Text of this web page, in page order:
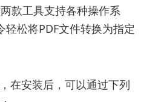
款工具支持各种操作系
轻松将PDF文件转换为指定
在安装后，可以通过下列